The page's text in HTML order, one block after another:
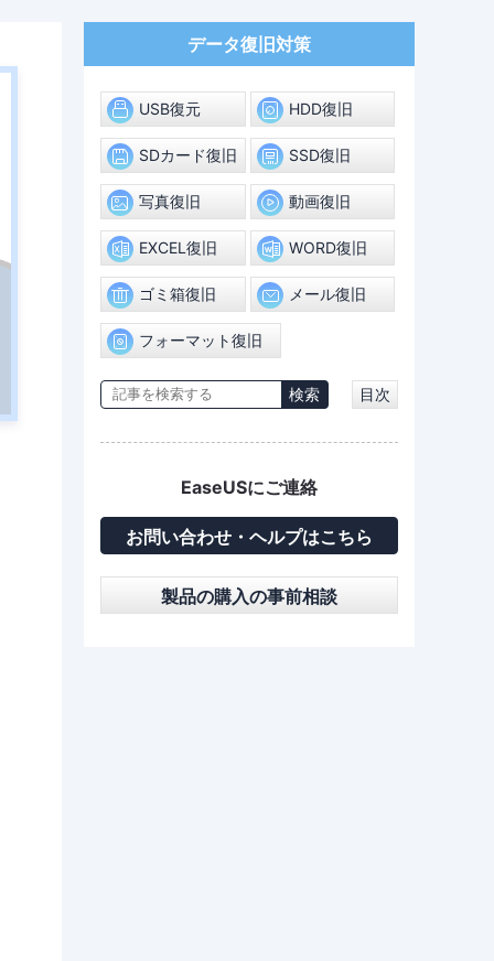
データ復旧対策
USB復元 HDD復旧
SDカード復旧 SSD復旧
写真復旧 動画復旧
EXCEL復旧 WORD復旧
ゴミ箱復旧 メール復旧
フォーマット復旧
目次
EaseUSにご連絡
お問い合わせ・ヘルプはこちら
製品の購入の事前相談